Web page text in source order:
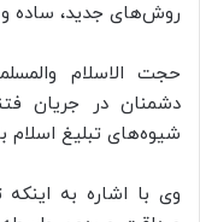
روش‌های جدید، ساده
حجت الاسلام
دشمنان در جریان
شیوه‌های تبلیغ اسلام
وی با اشاره به اینکه